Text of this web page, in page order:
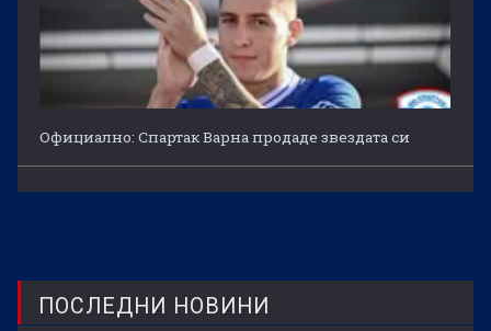
Официално: Спартак Варна продаде звездата си
ПОСЛЕДНИ НОВИНИ